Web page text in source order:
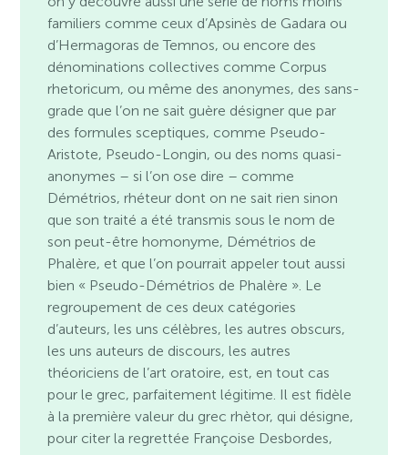
familiers comme ceux d’Apsinès de Gadara ou
d’Hermagoras de Temnos, ou encore des
dénominations collectives comme Corpus
rhetoricum, ou même des anonymes, des sans-
grade que l’on ne sait guère désigner que par
des formules sceptiques, comme Pseudo-
Aristote, Pseudo-Longin, ou des noms quasi-
anonymes – si l’on ose dire – comme
Démétrios, rhéteur dont on ne sait rien sinon
que son traité a été transmis sous le nom de
son peut-être homonyme, Démétrios de
Phalère, et que l’on pourrait appeler tout aussi
bien « Pseudo-Démétrios de Phalère ». Le
regroupement de ces deux catégories
d’auteurs, les uns célèbres, les autres obscurs,
les uns auteurs de discours, les autres
théoriciens de l’art oratoire, est, en tout cas
pour le grec, parfaitement légitime. Il est fidèle
à la première valeur du grec rhètor, qui désigne,
pour citer la regrettée Françoise Desbordes,